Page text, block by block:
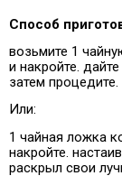
Способ
возьмите 1
и накройте.
затем
Или:
1 чайная ложка
накройте.
раскрыл свои